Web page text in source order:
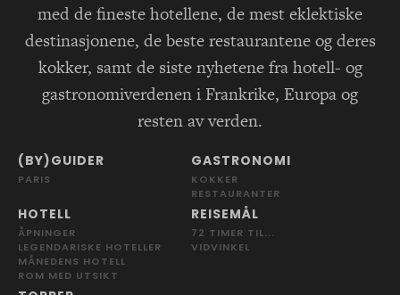
med de fineste hotellene, de mest eklektiske
destinasjonene, de beste restaurantene og deres
kokker, samt de siste nyhetene fra hotell- og
gastronomiverdenen i Frankrike, Europa og
resten av verden.
(BY)GUIDER
PARIS
GASTRONOMI
KOKKER
RESTAURANTER
HOTELL
ÅPNINGER
LEGENDARISKE HOTELLER
MÅNEDENS HOTELL
ROM MED UTSIKT
REISEMÅL
72 TIMER TIL...
VIDVINKEL